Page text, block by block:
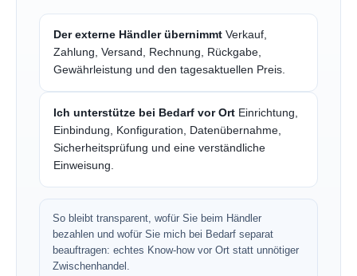
Der externe Händler übernimmt Verkauf,
Zahlung, Versand, Rechnung, Rückgabe,
Gewährleistung und den tagesaktuellen Preis.
Ich unterstütze bei Bedarf vor Ort Einrichtung,
Einbindung, Konfiguration, Datenübernahme,
Sicherheitsprüfung und eine verständliche
Einweisung.
So bleibt transparent, wofür Sie beim Händler
bezahlen und wofür Sie mich bei Bedarf separat
beauftragen: echtes Know-how vor Ort statt unnötiger
Zwischenhandel.